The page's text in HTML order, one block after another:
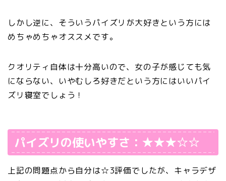
しかし逆に、そういうパイズリが大好きという方には
めちゃめちゃオススメです。
クオリティ自体は十分高いので、女の子が感じても気
にならない、いやむしろ好きだという方にはいいパイ
ズリ寝室でしょう！
パイズリの使いやすさ：★★★☆☆
上記の問題点から自分は☆3評価でしたが、キャラデザ